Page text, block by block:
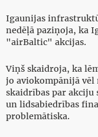
Igaunijas
nedēļā paziņoja, ka
"airBaltic" akcijas.
Viņš skaidroja, ka
jo aviokompānijā vēl
skaidrības par akciju
un lidsabiedrības
problemātiska.